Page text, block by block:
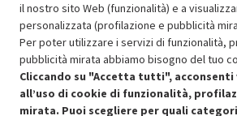
Aggiungi al
OFFERTE IMPERDIBILI
Risparmio garantito rispetto al
il nostro sito Web (funzionalità) e a
personalizzata (profilazione e pubblicità
Per poter utilizzare i servizi di funzionalità,
pubblicità mirata abbiamo bisogno del tuo
Cliccando su "Accetta tutti",
all’uso di cookie di funzionalità,
mirata. Puoi scegliere per quali